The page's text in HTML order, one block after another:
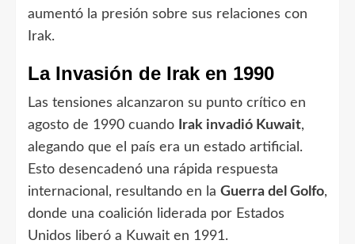
aumentó la presión sobre sus relaciones con
Irak.
La Invasión de Irak en 1990
Las tensiones alcanzaron su punto crítico en
agosto de 1990 cuando
Irak invadió Kuwait,
alegando que el país era un estado artificial.
Esto desencadenó una rápida respuesta
internacional, resultando en la Guerra del Golfo,
donde una coalición liderada por Estados
Unidos liberó a Kuwait en 1991.